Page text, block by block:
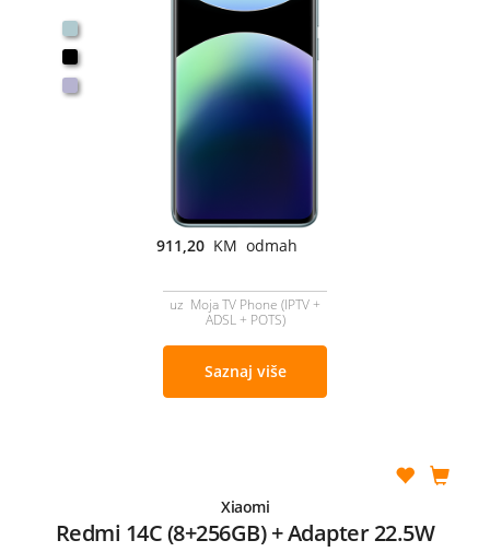
911,20 KM odmah
uz Moja TV Phone (IPTV +
ADSL + POTS)
Saznaj više
Xiaomi
Redmi 14C (8+256GB) + Adapter 22.5W